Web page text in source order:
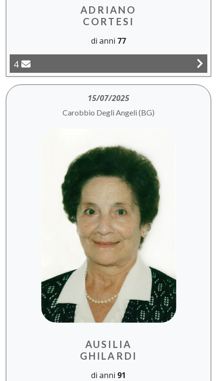
ADRIANO
CORTESI
di anni 77
4
15/07/2025
Carobbio Degli Angeli (BG)
AUSILIA
GHILARDI
di anni 91